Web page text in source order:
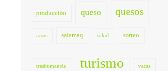
producción queso quesos
razas salamaq salud sorteo
trashumancia turismo vacas